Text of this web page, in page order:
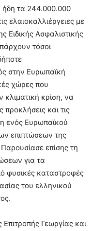
ήδη τα 244.000.000
ελαιοκαλλιέργειες με
Ειδικής Ασφαλιστικής
τόσοι
στην Ευρωπαϊκή
χώρες που
κλιματική κρίση, να
προκλήσεις και τις
ενός Ευρωπαϊκού
επιπτώσεων της
επίσης τη
για τα
φυσικές καταστροφές
του ελληνικού
Γεωργίας και